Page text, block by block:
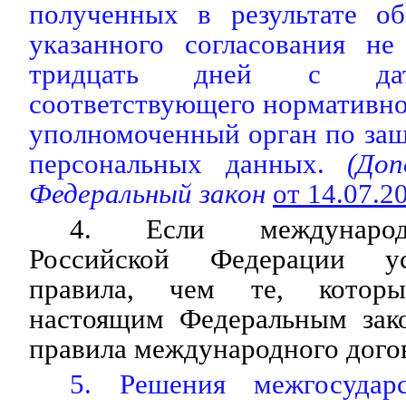
полученных в результате
указанного согласования
тридцать дней с
соответствующего
уполномоченный орган по
персональных данных.
Федеральный закон от
4. Если
Российской Федерации
правила, чем те,
настоящим Федеральным
правила международного
5. Решения